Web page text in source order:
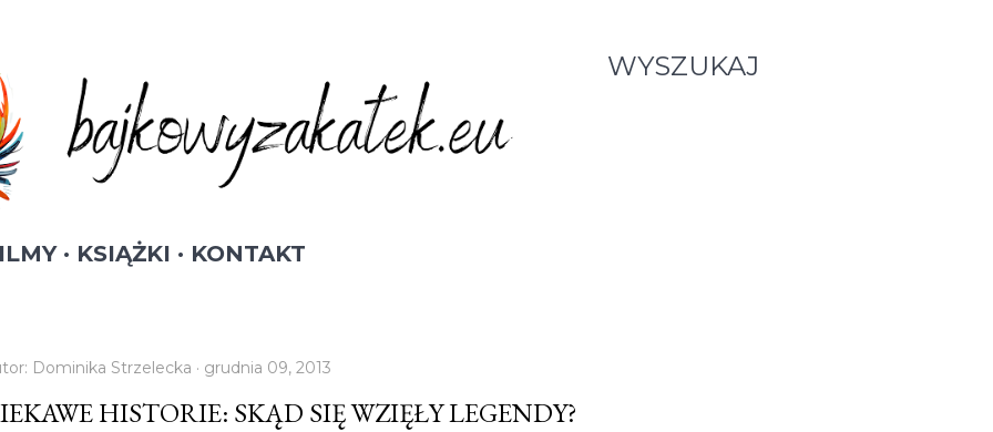
WYSZUKAJ
KSIĄŻKI KONTAKT
Dominika Strzelecka grudnia 09, 2013
HISTORIE: SKĄD SIĘ WZIĘŁY LEGENDY?